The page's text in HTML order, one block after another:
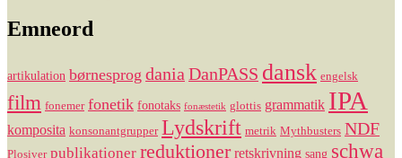
Emneord
artikulation børnesprog dania DanPASS dansk engelsk
film fonemer fonetik fonotaks fonæstetik glottis grammatik IPA
komposita konsonantgrupper Lydskrift metrik Mythbusters NDF
Plosiver publikationer reduktioner retskrivning sang schwa